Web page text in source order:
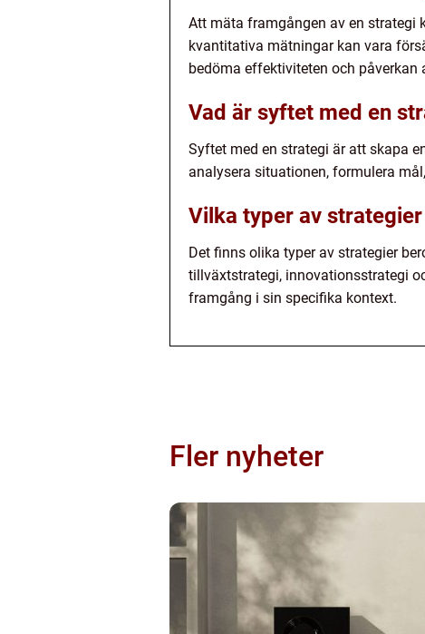
Att mäta framgången av en strategi
kvantitativa mätningar kan vara
bedöma effektiviteten och påverkan
Vad är syftet med en
Syftet med en strategi är att skapa
analysera situationen, formulera
Vilka typer av
Det finns olika typer av strategier
tillväxtstrategi, innovationsstrategi
framgång i sin specifika kontext.
Fler nyheter